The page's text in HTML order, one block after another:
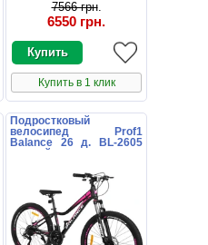
7566 грн.
6550 грн.
Купить в 1 клик
Подростковый
велосипед Prof1
Balance 26 д. BL-2605
черный